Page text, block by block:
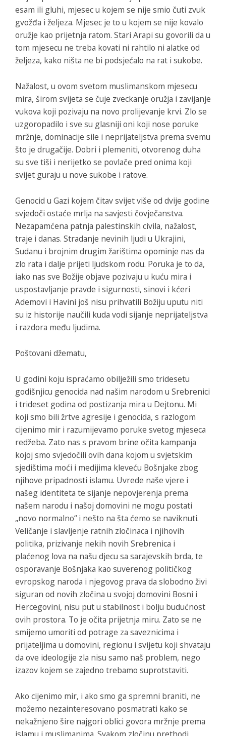
esam ili gluhi, mjesec u kojem se nije smio čuti zvuk
gvožđa i željeza. Mjesec je to u kojem se nije kovalo
oružje kao prijetnja ratom. Stari Arapi su govorili da u
tom mjesecu ne treba kovati ni rahtilo ni alatke od
željeza, kako ništa ne bi podsjećalo na rat i sukobe.
Nažalost, u ovom svetom muslimanskom mjesecu
mira, širom svijeta se čuje zveckanje oružja i zavijanje
vukova koji pozivaju na novo prolijevanje krvi. Zlo se
uzgoropadilo i sve su glasniji oni koji nose poruke
mržnje, dominacije sile i neprijateljstva prema svemu
što je drugačije. Dobri i plemeniti, otvorenog duha
su sve tiši i nerijetko se povlače pred onima koji
svijet guraju u nove sukobe i ratove.
Genocid u Gazi kojem čitav svijet više od dvije godine
svjedoči ostaće mrlja na savjesti čovječanstva.
Nezapamćena patnja palestinskih civila, nažalost,
traje i danas. Stradanje nevinih ljudi u Ukrajini,
Sudanu i brojnim drugim žarištima opominje nas da
zlo rata i dalje prijeti ljudskom rodu. Poruka je to da,
iako nas sve Božije objave pozivaju u kuću mira i
uspostavljanje pravde i sigurnosti, sinovi i kćeri
Ademovi i Havini još nisu prihvatili Božiju uputu niti
su iz historije naučili kuda vodi sijanje neprijateljstva
i razdora među ljudima.
Poštovani džematu,
U godini koju ispraćamo obilježili smo tridesetu
godišnjicu genocida nad našim narodom u Srebrenici
i trideset godina od postizanja mira u Dejtonu. Mi
koji smo bili žrtve agresije i genocida, s razlogom
cijenimo mir i razumijevamo poruke svetog mjeseca
redžeba. Zato nas s pravom brine očita kampanja
kojoj smo svjedočili ovih dana kojom u svjetskim
sjedištima moći i medijima kleveću Bošnjake zbog
njihove pripadnosti islamu. Uvrede naše vjere i
našeg identiteta te sijanje nepovjerenja prema
našem narodu i našoj domovini ne mogu postati
„novo normalno“ i nešto na šta ćemo se naviknuti.
Veličanje i slavljenje ratnih zločinaca i njihovih
politika, prizivanje nekih novih Srebrenica i
plaćenog lova na našu djecu sa sarajevskih brda, te
osporavanje Bošnjaka kao suverenog političkog
evropskog naroda i njegovog prava da slobodno živi
siguran od novih zločina u svojoj domovini Bosni i
Hercegovini, nisu put u stabilnost i bolju budućnost
ovih prostora. To je očita prijetnja miru. Zato se ne
smijemo umoriti od potrage za saveznicima i
prijateljima u domovini, regionu i svijetu koji shvataju
da ove ideologije zla nisu samo naš problem, nego
izazov kojem se zajedno trebamo suprotstaviti.
Ako cijenimo mir, i ako smo ga spremni braniti, ne
možemo nezainteresovano posmatrati kako se
nekažnjeno šire najgori oblici govora mržnje prema